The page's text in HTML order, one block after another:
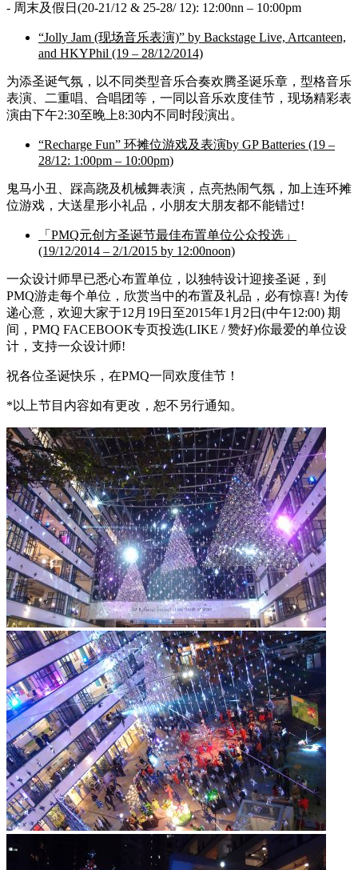
- 周末及假日(20-21/12 & 25-28/ 12): 12:00nn – 10:00pm
“Jolly Jam (现场音乐表演)” by Backstage Live, Artcanteen,
and HKYPhil (19 – 28/12/2014)
为添圣诞气氛，以不同类型音乐合奏欢腾圣诞乐章，型格音乐
表演、二重唱、合唱团等，一同以音乐欢度佳节，现场精彩表
演由下午2:30至晚上8:30内不同时段演出。
“Recharge Fun” 环摊位游戏及表演by GP Batteries (19 –
28/12: 1:00pm – 10:00pm)
鬼马小丑、踩高跷及机械舞表演，点亮热闹气氛，加上连环摊
位游戏，大送星形小礼品，小朋友大朋友都不能错过!
「PMQ元创方圣诞节最佳布置单位公众投选」
(19/12/2014 – 2/1/2015 by 12:00noon)
一众设计师早已悉心布置单位，以独特设计迎接圣诞，到
PMQ游走每个单位，欣赏当中的布置及礼品，必有惊喜! 为传
递心意，欢迎大家于12月19日至2015年1月2日(中午12:00) 期
间，PMQ FACEBOOK专页投选(LIKE / 赞好)你最爱的单位设
计，支持一众设计师!
祝各位圣诞快乐，在PMQ一同欢度佳节！
*以上节目内容如有更改，恕不另行通知。